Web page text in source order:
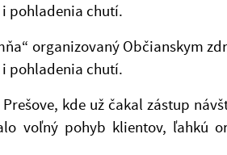
pohladenia chutí.
organizovaný Občianskym
pohladenia chutí.
kde už čakal zástup
voľný pohyb klientov, ľahkú